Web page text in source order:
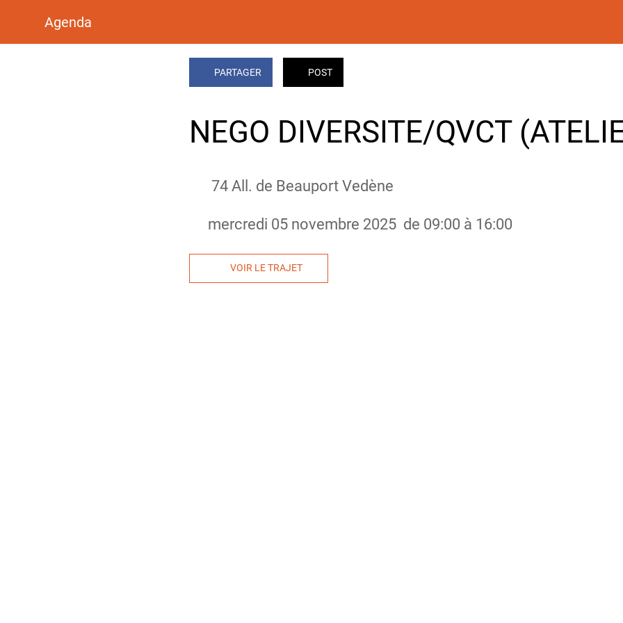
Agenda
PARTAGER POST
NEGO DIVERSITE/QVCT
74 All. de Beauport Vedène
mercredi 05 novembre 2025  de 09:00 à 16:00
VOIR LE TRAJET